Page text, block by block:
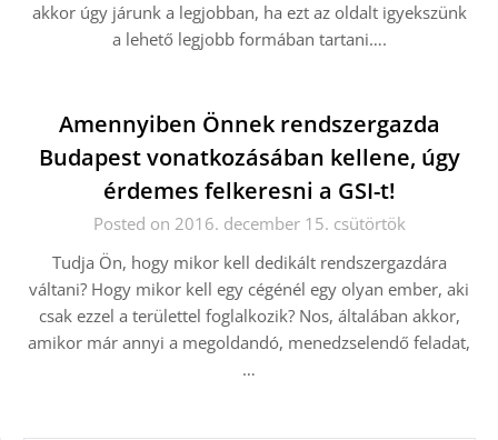
akkor úgy járunk a legjobban, ha ezt az oldalt igyekszünk
a lehető legjobb formában tartani….
Amennyiben Önnek rendszergazda
Budapest vonatkozásában kellene, úgy
érdemes felkeresni a GSI-t!
Posted on 2016. december 15. csütörtök
Tudja Ön, hogy mikor kell dedikált rendszergazdára
váltani? Hogy mikor kell egy cégénél egy olyan ember, aki
csak ezzel a területtel foglalkozik? Nos, általában akkor,
amikor már annyi a megoldandó, menedzselendő feladat,
…